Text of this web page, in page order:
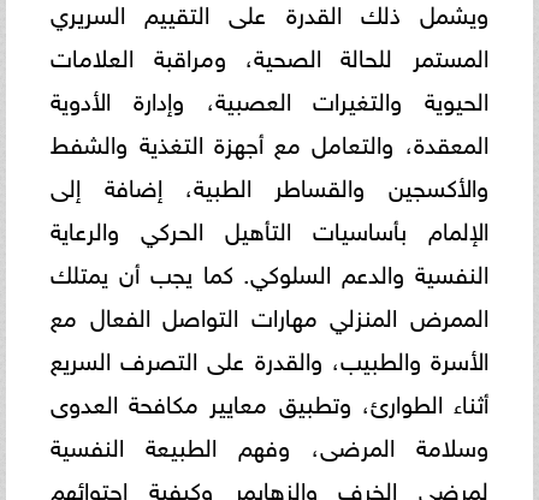
ويشمل ذلك القدرة على التقييم السريري
المستمر للحالة الصحية، ومراقبة العلامات
الحيوية والتغيرات العصبية، وإدارة الأدوية
المعقدة، والتعامل مع أجهزة التغذية والشفط
والأكسجين والقساطر الطبية، إضافة إلى
الإلمام بأساسيات التأهيل الحركي والرعاية
النفسية والدعم السلوكي. كما يجب أن يمتلك
الممرض المنزلي مهارات التواصل الفعال مع
الأسرة والطبيب، والقدرة على التصرف السريع
أثناء الطوارئ، وتطبيق معايير مكافحة العدوى
وسلامة المرضى، وفهم الطبيعة النفسية
لمرضى الخرف والزهايمر وكيفية احتوائهم